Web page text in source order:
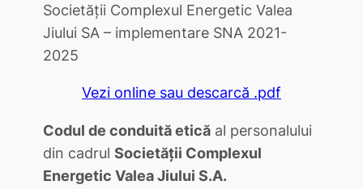
Societăţii Complexul Energetic Valea
Jiului SA – implementare SNA 2021-
2025
Vezi online sau descarcă .pdf
Codul de conduită eticăal personalului
din cadrul Societăţii Complexul
Energetic Valea Jiului S.A.